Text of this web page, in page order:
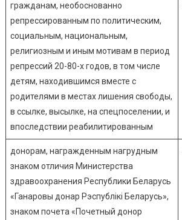
гражданам, необоснованно
репрессированным по политическим,
социальным, национальным,
религиозным и иным мотивам в период
репрессий 20-80-х годов, в том числе
детям, находившимся вместе с
родителями в местах лишения свободы,
в ссылке, высылке, на спецпоселении, и
впоследствии реабилитированным
донорам, награжденным нагрудным
знаком отличия Министерства
здравоохранения Республики Беларусь
«Ганаровы донар Рэспублiкi Беларусь»,
знаком почета «Почетный донор